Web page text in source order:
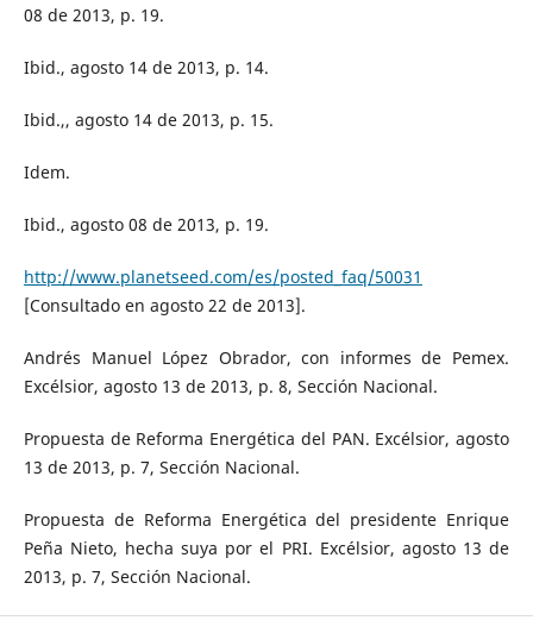
08 de 2013, p. 19.
Ibid., agosto 14 de 2013, p. 14.
Ibid.,, agosto 14 de 2013, p. 15.
Idem.
Ibid., agosto 08 de 2013, p. 19.
http://www.planetseed.com/es/posted_faq/50031
[Consultado en agosto 22 de 2013].
Andrés Manuel López Obrador, con informes de Pemex.
Excélsior, agosto 13 de 2013, p. 8, Sección Nacional.
Propuesta de Reforma Energética del PAN. Excélsior, agosto
13 de 2013, p. 7, Sección Nacional.
Propuesta de Reforma Energética del presidente Enrique
Peña Nieto, hecha suya por el PRI. Excélsior, agosto 13 de
2013, p. 7, Sección Nacional.